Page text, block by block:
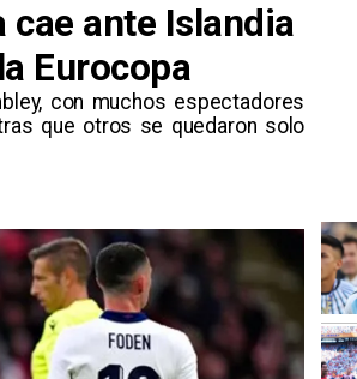
cae ante Islandia
Eurocopa
con muchos espectadores
que otros se quedaron solo